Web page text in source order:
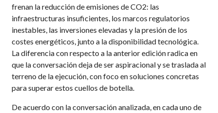
frenan la reducción de emisiones de CO2: las
infraestructuras insuficientes, los marcos regulatorios
inestables, las inversiones elevadas y la presión de los
costes energéticos, junto a la disponibilidad tecnológica.
La diferencia con respecto a la anterior edición radica en
que la conversación deja de ser aspiracional y se traslada al
terreno de la ejecución, con foco en soluciones concretas
para superar estos cuellos de botella.
De acuerdo con la conversación analizada, en cada uno de